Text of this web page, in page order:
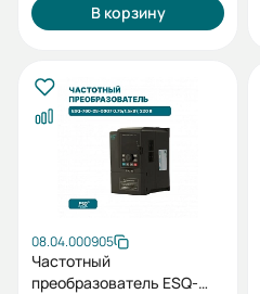
В корзину
08.04.000905
Частотный
преобразователь ESQ-